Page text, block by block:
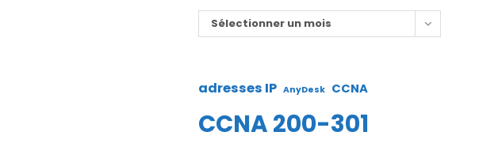
Archives
Sélectionner un mois
adresses IP AnyDesk CCNA
CCNA 200-301